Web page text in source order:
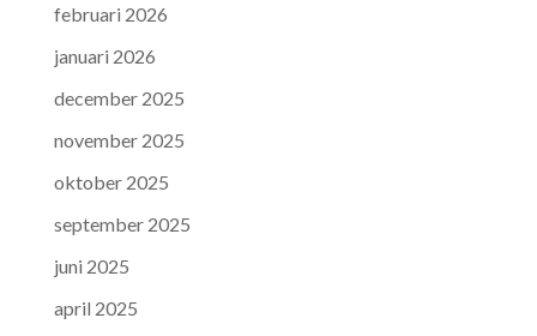
februari 2026
januari 2026
december 2025
november 2025
oktober 2025
september 2025
juni 2025
april 2025